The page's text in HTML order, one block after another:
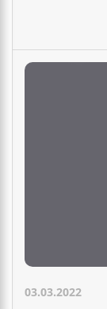
03.03.2022